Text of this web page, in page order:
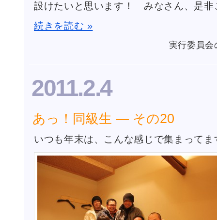
設けたいと思います！ みなさん、是非
続きを読む »
実行委員会
2011.2.4
あっ！同級生 ― その20
いつも年末は、こんな感じで集まってま